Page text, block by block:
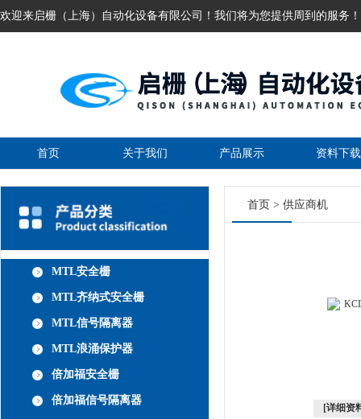
欢迎来启栅（上海）自动化设备有限公司！我们将为您提供周到的服务！
首页 关于我们 产品展示 资料下载
MTL安全栅
MTL齐纳式安全栅
MTL信号隔离器
MTL浪涌保护器
倍加福安全栅
倍加福信号隔离器
首页 > 供应商机
[详细资